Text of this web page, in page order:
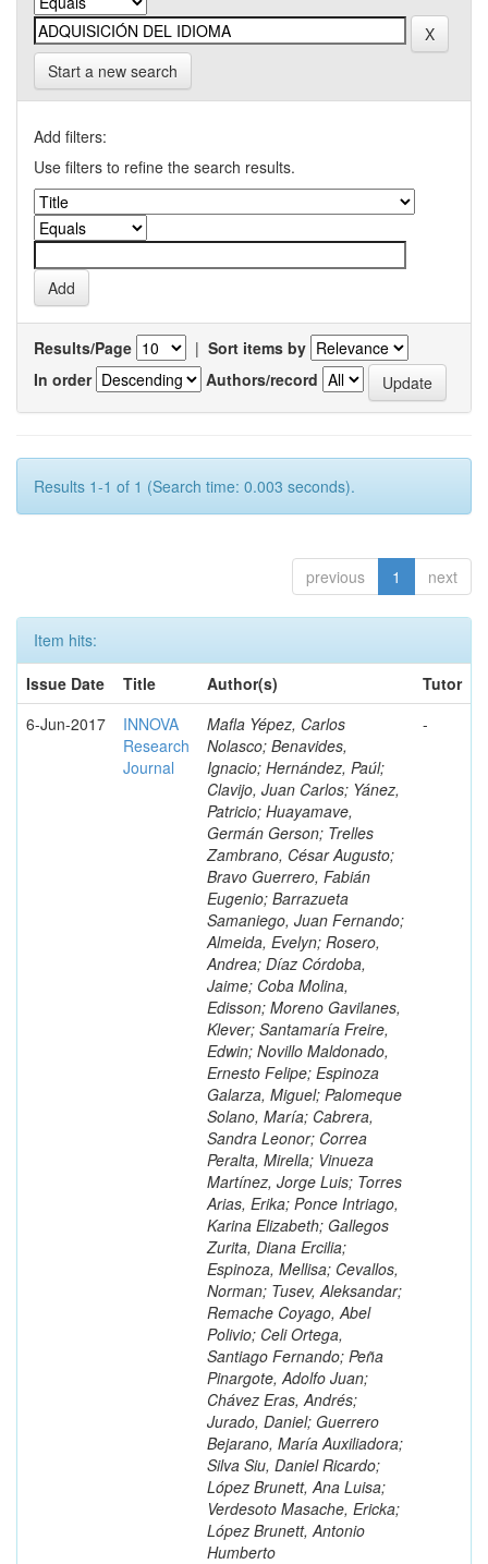
Start a new search
Add filters:
Use filters to refine the search results.
Results/Page | Sort items by
In order
Authors/record
Results 1-1 of 1 (Search time: 0.003 seconds).
previous 1 next
Item hits:
Issue Date
Title Author(s)
Tutor
6-Jun-2017
INNOVA
Research
Journal
Mafla Yépez, Carlos
Nolasco; Benavides,
Ignacio; Hernández, Paúl;
Clavijo, Juan Carlos; Yánez,
Patricio; Huayamave,
Germán Gerson; Trelles
Zambrano, César Augusto;
Bravo Guerrero, Fabián
Eugenio; Barrazueta
Samaniego, Juan Fernando;
Almeida, Evelyn; Rosero,
Andrea; Díaz Córdoba,
Jaime; Coba Molina,
Edisson; Moreno Gavilanes,
Klever; Santamaría Freire,
Edwin; Novillo Maldonado,
Ernesto Felipe; Espinoza
Galarza, Miguel; Palomeque
Solano, María; Cabrera,
Sandra Leonor; Correa
Peralta, Mirella; Vinueza
Martínez, Jorge Luis; Torres
Arias, Erika; Ponce Intriago,
Karina Elizabeth; Gallegos
Zurita, Diana Ercilia;
Espinoza, Mellisa; Cevallos,
Norman; Tusev, Aleksandar;
Remache Coyago, Abel
Polivio; Celi Ortega,
Santiago Fernando; Peña
Pinargote, Adolfo Juan;
Chávez Eras, Andrés;
Jurado, Daniel; Guerrero
Bejarano, María Auxiliadora;
Silva Siu, Daniel Ricardo;
López Brunett, Ana Luisa;
Verdesoto Masache, Ericka;
López Brunett, Antonio
Humberto
-